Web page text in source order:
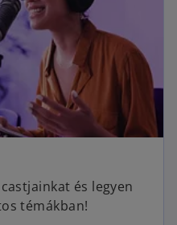
és legyen
témákban!